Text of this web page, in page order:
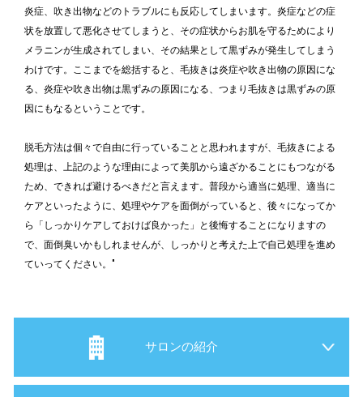
炎症、吹き出物などのトラブルにも反応してしまいます。炎症などの症
状を放置して悪化させてしまうと、その症状からお肌を守るためにより
メラニンが生成されてしまい、その結果として黒ずみが発生してしまう
わけです。ここまでを総括すると、毛抜きは炎症や吹き出物の原因にな
る、炎症や吹き出物は黒ずみの原因になる、つまり毛抜きは黒ずみの原
因にもなるということです。
脱毛方法は個々で自由に行っていることと思われますが、毛抜きによる
処理は、上記のような理由によって美肌から遠ざかることにもつながる
ため、できれば避けるべきだと言えます。普段から適当に処理、適当に
ケアといったように、処理やケアを面倒がっていると、後々になってか
ら「しっかりケアしておけば良かった」と後悔することになりますの
で、面倒臭いかもしれませんが、しっかりと考えた上で自己処理を進め
ていってください。"
サロンの紹介